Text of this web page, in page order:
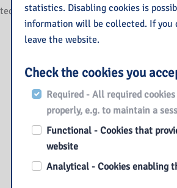
wydarzyło naprawdę: https://
statistics. Disabling cookies is
information will be collected. If you
leave the website.
Check the cookies you
Required - All required
properly, e.g. to maintain a
Functional - Cookies that
website
Analytical - Cookies enabling